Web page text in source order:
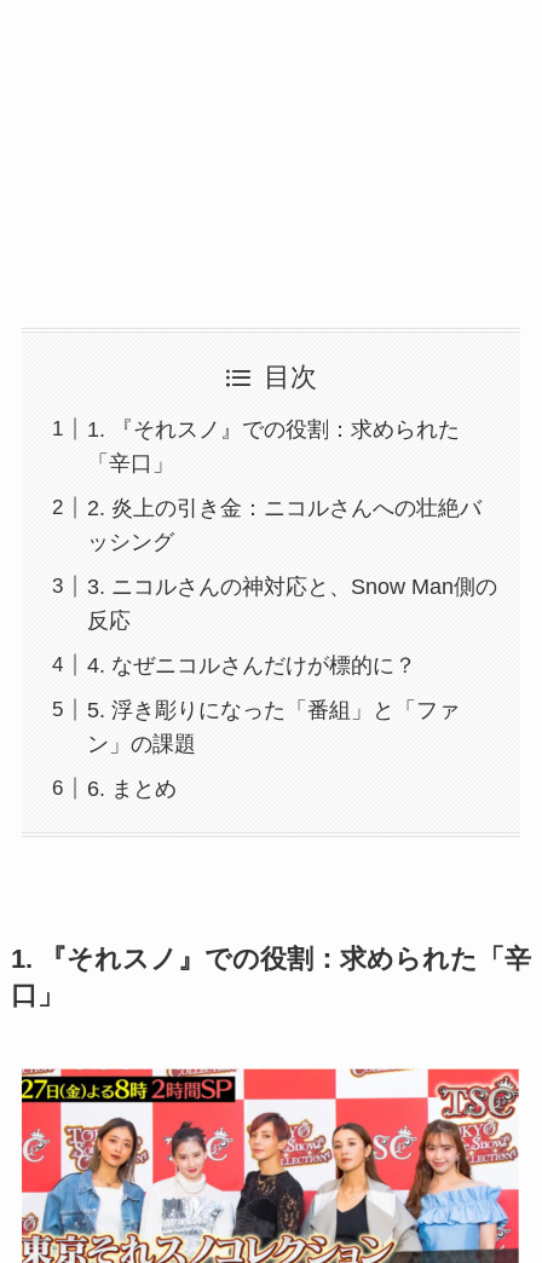
目次
1. 『それスノ』での役割：求められた
「辛口」
2. 炎上の引き金：ニコルさんへの壮絶バ
ッシング
3. ニコルさんの神対応と、Snow Man側の
反応
4. なぜニコルさんだけが標的に？
5. 浮き彫りになった「番組」と「ファ
ン」の課題
6. まとめ
1. 『それスノ』での役割：求められた「辛
口」